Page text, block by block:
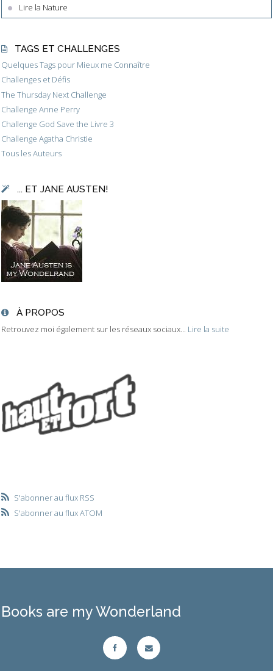
Lire la Nature
TAGS ET CHALLENGES
Quelques Tags pour Mieux me Connaître
Challenges et Défis
The Thursday Next Challenge
Challenge Anne Perry
Challenge God Save the Livre 3
Challenge Agatha Christie
Tous les Auteurs
... ET JANE AUSTEN!
À PROPOS
Retrouvez moi également sur les réseaux sociaux... Lire la suite
S'abonner au flux RSS
S'abonner au flux ATOM
Books are my Wonderland